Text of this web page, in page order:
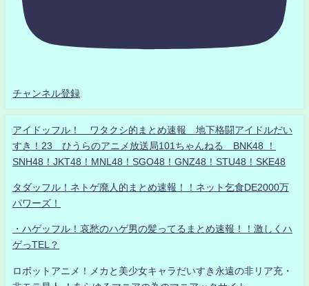
チャンネル登録
アイドッフル！ ワタクシ的まとめ速報 地下格闘アイドルだい
すき！23 ひうらのアニメ放送局101ちゃんねる BNK48 ！
SNH48！JKT48！MNL48！SGO48！GNZ48！STU48！SKE48
タダッフル！ネトゲ廃人的まとめ速報！！ネット乞食DE2000万
パワーズ！
・ハゲッフル！哀愁のハゲ男の髪ってるまとめ速報！！激しくハ
ゲっTEL？
ロボットアニメ！メカと美少女キャラだいすき永遠の非リア充・